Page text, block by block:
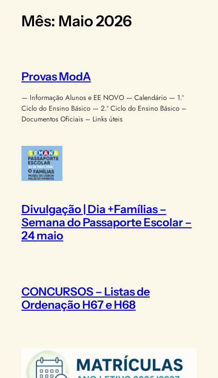
Mês: Maio 2026
Provas ModA
— Informação Alunos e EE NOVO — Calendário — 1.º
Ciclo do Ensino Básico — 2.º Ciclo do Ensino Básico –
Documentos Oficiais – Links úteis
Divulgação | Dia +Famílias –
Semana do Passaporte Escolar –
24 maio
CONCURSOS – Listas de
Ordenação H67 e H68